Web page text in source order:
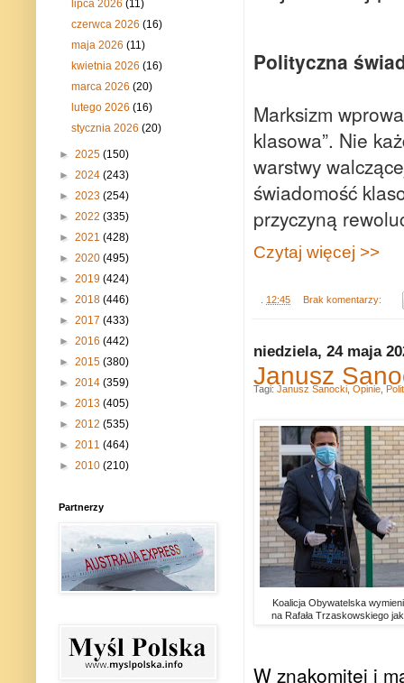
Polityczna
Marksizm
klasowa”. Nie
warstwy
świadomość
przyczyną
Czytaj więcej >>
12:45 Brak komentarzy:
niedziela, 24 maja
Janusz
Koalicja Obywatelska
na Rafała Trzaskowskiego
W znakomitej i
Tagi: Janusz Sanocki Opinie
lipca 2026(11)
czerwca 2026(16)
maja 2026(11)
kwietnia 2026(16)
marca 2026(20)
lutego 2026(16)
stycznia 2026(20)
► 2025 (150)
► 2024 (243)
► 2023 (254)
► 2022 (335)
► 2021 (428)
► 2020 (495)
► 2019 (424)
► 2018 (446)
► 2017 (433)
► 2016 (442)
► 2015 (380)
► 2014 (359)
► 2013 (405)
► 2012 (535)
► 2011 (464)
► 2010 (210)
Partnerzy